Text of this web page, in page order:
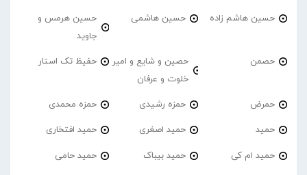
حسین هاشم زاده حسین هاشمی
حسین هرمس و
جاوید
حصمن
حصین و شایع و امیر
خلوت و عرفان
حفیظ تک استار
حمرض حمزه رشیدی حمزه محمدی
حمید حمید اصغری حمید افتخاری
حمید ام کی حمید بیباک حمید حامی